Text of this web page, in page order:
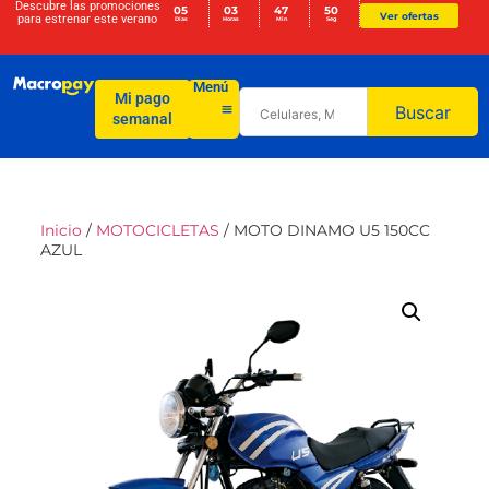
Descubre las promociones
para estrenar este verano
05
Días
03
Horas
47
Min
49
Seg Ver ofertas
Mi pago
semanal
Menú
Buscar
Inicio / MOTOCICLETAS / MOTO DINAMO U5 150CC
AZUL